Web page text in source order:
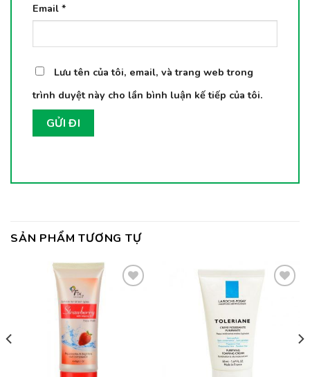
Email *
Lưu tên của tôi, email, và trang web trong
trình duyệt này cho lần bình luận kế tiếp của tôi.
SẢN PHẨM TƯƠNG TỰ